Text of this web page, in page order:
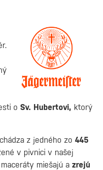
o Sv. Hubertovi, ktorý
z jedného zo 445
v pivnici v našej
miešajú a zrejú